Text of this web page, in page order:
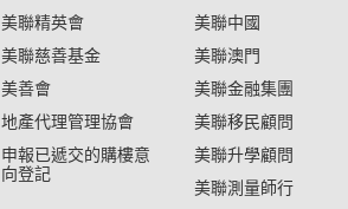
美聯精英會
美聯慈善基金
美善會
地產代理管理協會
申報已遞交的購樓意
向登記
美聯中國
美聯澳門
美聯金融集團
美聯移民顧問
美聯升學顧問
美聯測量師行